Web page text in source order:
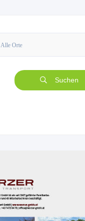
Alle Orte
Suchen